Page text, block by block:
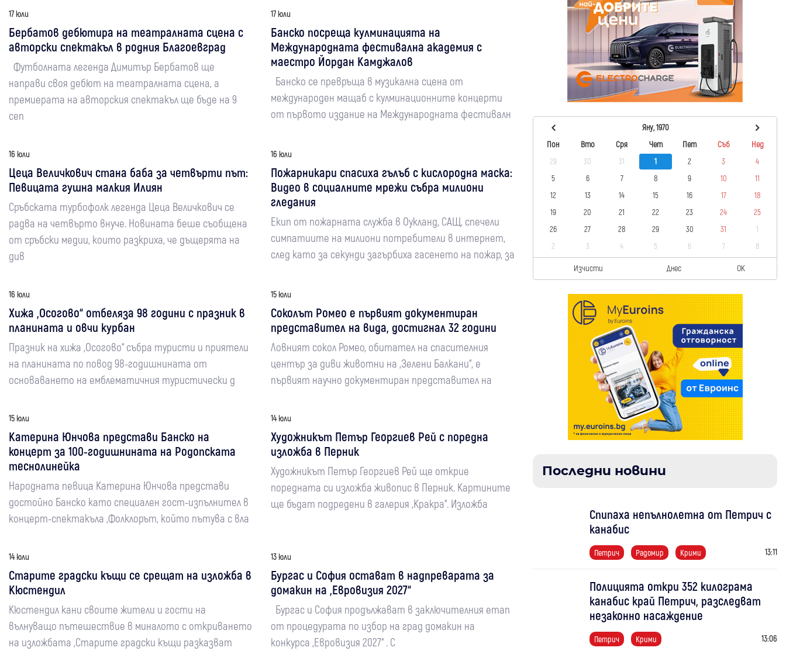
17 юли
Бербатов дебютира на театралната сцена с
авторски спектакъл в родния Благоевград
Футболната легенда Димитър Бербатов ще
направи своя дебют на театралната сцена, а
премиерата на авторския спектакъл ще бъде на 9
сеп
17 юли
Банско посреща кулминацията на
Международната фестивална академия с
маестро Йордан Камджалов
Банско се превръща в музикална сцена от
международен мащаб с кулминационните концерти
от първото издание на Международната фестивалн
16 юли
Цеца Величкович стана баба за четвърти път:
Певицата гушна малкия Илиян
Сръбската турбофолк легенда Цеца Величкович се
радва на четвърто внуче. Новината беше съобщена
от сръбски медии, които разкриха, че дъщерята на
див
16 юли
Пожарникари спасиха гълъб с кислородна маска:
Видео в социалните мрежи събра милиони
гледания
Екип от пожарната служба в Оукланд, САЩ, спечели
симпатиите на милиони потребители в интернет,
след като за секунди загърбиха гасенето на пожар, за
16 юли
Хижа „Осогово“ отбеляза 98 години с празник в
планината и овчи курбан
Празник на хижа „Осогово“ събра туристи и приятели
на планината по повод 98-годишнината от
основаването на емблематичния туристически д
15 юли
Соколът Ромео е първият документиран
представител на вида, достигнал 32 години
Ловният сокол Ромео, обитател на спасителния
център за диви животни на „Зелени Балкани“, е
първият научно документиран представител на
15 юли
Катерина Юнчова представи Банско на
концерт за 100-годишнината на Родопската
теснолинейка
Народната певица Катерина Юнчова представи
достойно Банско като специален гост-изпълнител в
концерт-спектакъла „Фолклорът, който пътува с вла
14 юли
Художникът Петър Георгиев Рей с поредна
изложба в Перник
Художникът Петър Георгиев Рей ще открие
поредната си изложба живопис в Перник. Картините
ще бъдат подредени в галерия „Кракра“. Изложба
14 юли
Старите градски къщи се срещат на изложба в
Кюстендил
Кюстендил кани своите жители и гости на
вълнуващо пътешествие в миналото с откриването
на изложбата „Старите градски къщи разказват
13 юли
Бургас и София остават в надпреварата за
домакин на „Евровизия 2027“
Бургас и София продължават в заключителния етап
от процедурата по избор на град домакин на
конкурса „Евровизия 2027“ . С
Яну, 1970
Пон
Вто Сря Чет Пет Съб
Нед
29
30 31 1 2 3
4
5
6 7 8 9 10
11
12
13 14 15 16 17
18
19
20 21 22 23 24
25
26
27 28 29 30 31
1
2
3 4 5 6 7 8
Изчисти Днес OK
Последни новини
Спипаха непълнолетна от Петрич с
канабис
Петрич Радомир Крими 13:11
Полицията откри 352 килограма
канабис край Петрич, разследват
незаконно насаждение
Петрич Крими 13:06